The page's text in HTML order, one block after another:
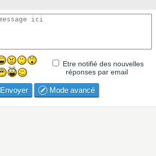
Etre notifié des nouvelles
réponses par email
Envoyer Mode avancé